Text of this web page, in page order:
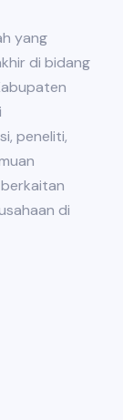
yang
di bidang
peneliti,
di